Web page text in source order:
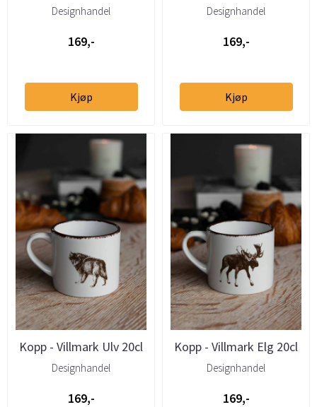
20cl
Designhandel
169,-
Kjøp
20cl
Designhandel
169,-
Kjøp
Kopp - Villmark Ulv 20cl
Designhandel
169,-
Kopp - Villmark Elg 20cl
Designhandel
169,-